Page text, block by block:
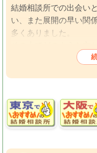
結婚相談所での出会い
い、また展開の早い関
多くありました。
合いする上での不安は
また日々の忙しい中、
ー様の敢えて付きすぎ